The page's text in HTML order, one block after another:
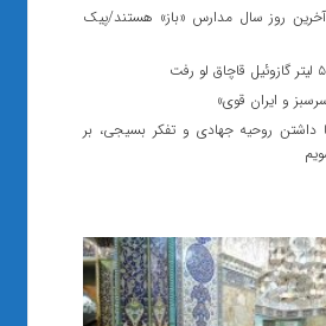
روز سال مدارس «باز» هستند/پیک
و ایران قوی»
داشتن روحیه جهادی و تفکر بسیجی، بر